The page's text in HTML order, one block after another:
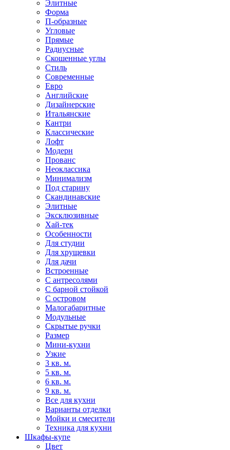
Элитные
Форма
П-образные
Угловые
Прямые
Радиусные
Скошенные углы
Стиль
Современные
Евро
Английские
Дизайнерские
Итальянские
Кантри
Классические
Лофт
Модерн
Прованс
Неоклассика
Минимализм
Под старину
Скандинавские
Элитные
Эксклюзивные
Хай-тек
Особенности
Для студии
Для хрущевки
Для дачи
Встроенные
С антресолями
С барной стойкой
С островом
Малогабаритные
Модульные
Скрытые ручки
Размер
Мини-кухни
Узкие
3 кв. м.
5 кв. м.
6 кв. м.
9 кв. м.
Все для кухни
Варианты отделки
Мойки и смесители
Техника для кухни
Шкафы-купе
Цвет